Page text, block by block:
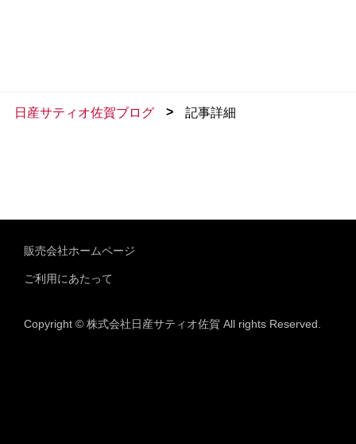
日産サティオ佐賀ブログ > 記事詳細
販売会社ホームページ
ご利用にあたって
Copyright © 株式会社日産サティオ佐賀 All rights Reserved.